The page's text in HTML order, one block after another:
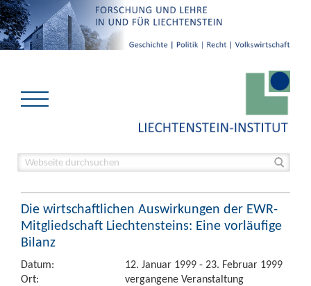
Die wirtschaftlichen Auswirkungen der EWR-
Mitgliedschaft Liechtensteins: Eine vorläufige
Bilanz
Datum:
12. Januar 1999 - 23. Februar 1999
Ort:
vergangene Veranstaltung